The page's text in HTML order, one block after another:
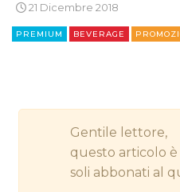
EDITORIA
21 Dicembre 2018
PREMIUM BEVERAGE
Gentile lettore,
questo articolo è
soli abbonati al